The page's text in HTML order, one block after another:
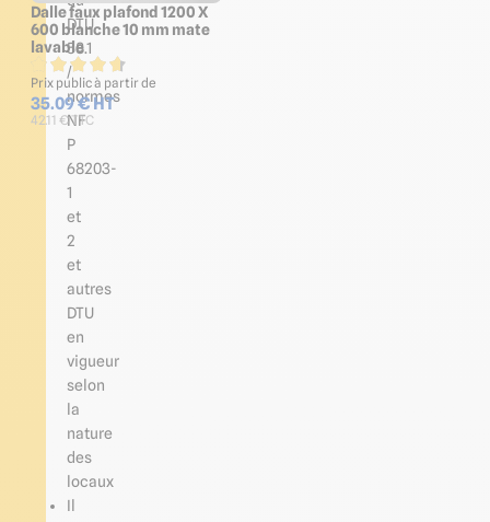
DTU
58.1
/
normes
NF
P
68203-
1
et
2
et
autres
DTU
en
vigueur
selon
la
nature
des
locaux
Il
Dalle faux plafond 1200 X
600 blanche 10 mm mate
lavable
Prix public à partir de
35.09 € HT
42.11 € TTC